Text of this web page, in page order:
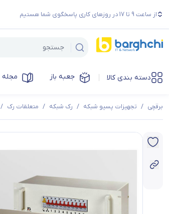
از ساعت 9 تا 17 در روزهای کاری پاسخگوی شما هستیم
دسته بندی کالا جعبه باز مجله
برقچی / تجهیزات پسیو شبکه / رک شبکه / متعلقات رک /